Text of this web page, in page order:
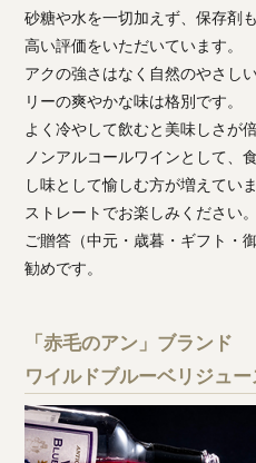
砂糖や水を一切加えず、保存剤
高い評価をいただいています。
アクの強さはなく自然のやさし
リーの爽やかな味は格別です。
よく冷やして飲むと美味しさが
ノンアルコールワインとして、
し味として愉しむ方が増えてい
ストレートでお楽しみください。
ご贈答（中元・歳暮・ギフト・
勧めです。
「赤毛のアン」ブランド
ワイルドブルーベリジュー